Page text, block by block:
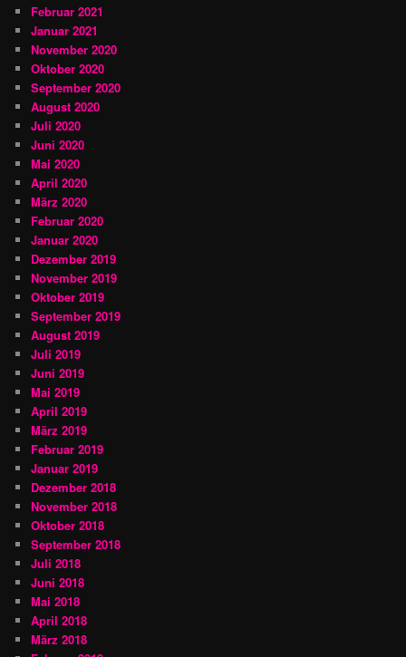
Februar 2021
Januar 2021
November 2020
Oktober 2020
September 2020
August 2020
Juli 2020
Juni 2020
Mai 2020
April 2020
März 2020
Februar 2020
Januar 2020
Dezember 2019
November 2019
Oktober 2019
September 2019
August 2019
Juli 2019
Juni 2019
Mai 2019
April 2019
März 2019
Februar 2019
Januar 2019
Dezember 2018
November 2018
Oktober 2018
September 2018
Juli 2018
Juni 2018
Mai 2018
April 2018
März 2018